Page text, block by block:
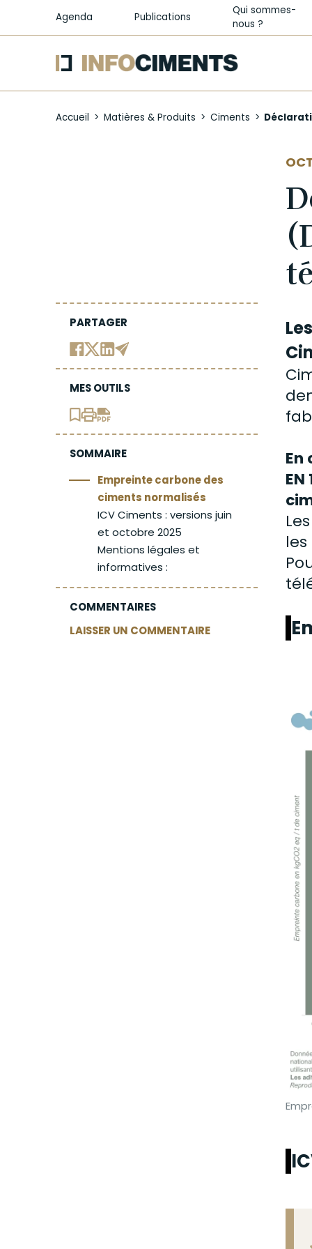
Agenda Publications
Qui sommes-
nous ?
Accueil Matières & Produits Ciments
PARTAGER
MES OUTILS
SOMMAIRE
Empreinte carbone des
ciments normalisés
ICV Ciments : versions juin
et octobre 2025
Mentions légales et
informatives :
COMMENTAIRES
LAISSER UN COMMENTAIRE